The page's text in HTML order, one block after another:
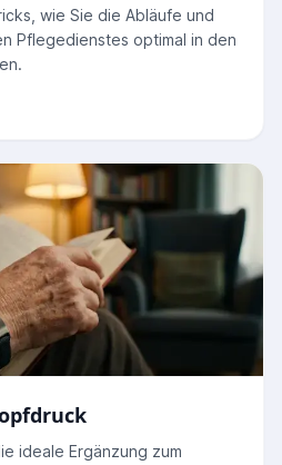
wie Sie die Abläufe und
Pflegedienstes optimal in den
ideale Ergänzung zum